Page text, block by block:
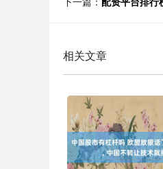
相关文章